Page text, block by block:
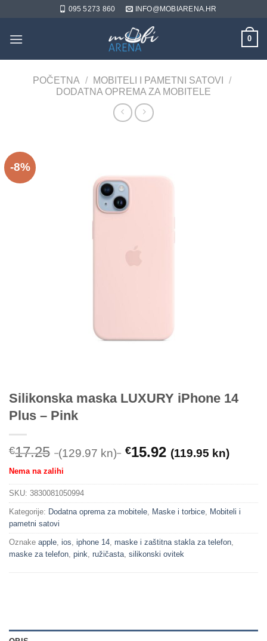
content
095 5273 860 INFO@MOBIARENA.HR
0
POČETNA / MOBITELI I PAMETNI SATOVI
/
DODATNA OPREMA ZA MOBITELE
-8%
Silikonska maska LUXURY iPhone 14
Plus – Pink
€17.25 (129.97 kn) €15.92 (119.95 kn)
Nema na zalihi
SKU: 3830081050994
Kategorije: Dodatna oprema za mobitele Maske i torbice
Mobiteli i
pametni satovi
Oznake apple ios iphone 14 maske i zaštitna stakla za telefon
maske za telefon pink ružičasta silikonski ovitek